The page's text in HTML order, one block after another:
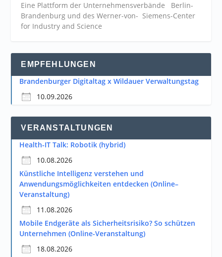
Eine Plattform der Unternehmensverbände Berlin-
Brandenburg und des Werner-von- Siemens-Center
for Industry and Science
EMPFEHLUNGEN
Brandenburger Digitaltag x Wildauer Verwaltungstag
10.09.2026
VERANSTALTUNGEN
Health-IT Talk: Robotik (hybrid)
10.08.2026
Künstliche Intelligenz verstehen und
Anwendungsmöglichkeiten entdecken (Online–
Veranstaltung)
11.08.2026
Mobile Endgeräte als Sicherheitsrisiko? So schützen
Unternehmen (Online-Veranstaltung)
18.08.2026